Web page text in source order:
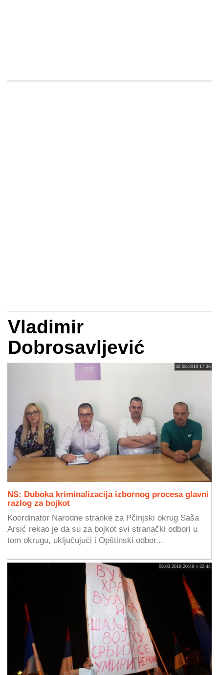
Vladimir
Dobrosavljević
30.08.2019 17:36
NS: Duboka kriminalizacija izbornog procesa glavni
razlog za bojkot
Koordinator Narodne stranke za Pčinjski okrug Saša
Arsić rekao je da su za bojkot svi stranački odbori u
tom okrugu, uključujući i Opštinski odbor...
08.03.2019 20:48 » 22:44